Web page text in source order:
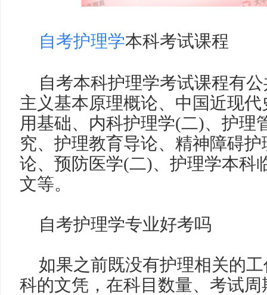
自考护理学本科考试课程
自考本科护理学考试课程有
主义基本原理概论、中国近现
用基础、内科护理学(二)、护理
究、护理教育导论、精神障碍
论、预防医学(二)、护理学本科
文等。
自考护理学专业好考吗
如果之前既没有护理相关的
科的文凭，在科目数量、考试